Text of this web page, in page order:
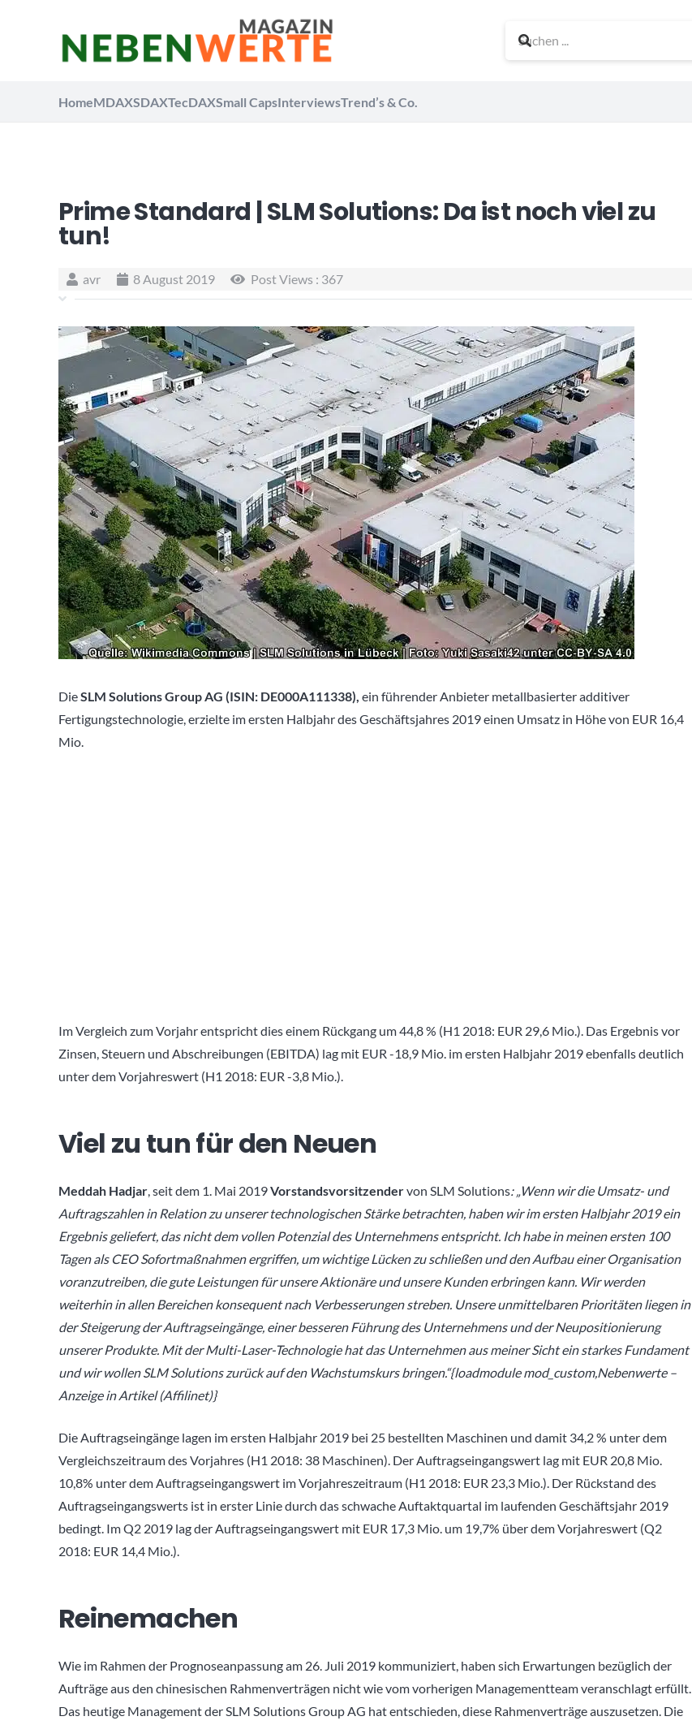
HomeMDAXSDAXTecDAXSmall CapsInterviewsTrend’s & Co.
Prime Standard | SLM Solutions: Da ist noch viel zu
tun!
avr 8 August 2019 Post Views : 367
DieSLM Solutions Group AG (ISIN: DE000A111338), ein führender Anbieter metallbasierter additiver
Fertigungstechnologie, erzielte im ersten Halbjahr des Geschäftsjahres 2019 einen Umsatz in Höhe von EUR 16,4
Mio.
Im Vergleich zum Vorjahr entspricht dies einem Rückgang um 44,8 % (H1 2018: EUR 29,6 Mio.). Das Ergebnis vor
Zinsen, Steuern und Abschreibungen (EBITDA) lag mit EUR -18,9 Mio. im ersten Halbjahr 2019 ebenfalls deutlich
unter dem Vorjahreswert (H1 2018: EUR -3,8 Mio.).
Viel zu tun für den Neuen
Meddah Hadjar, seit dem 1. Mai 2019Vorstandsvorsitzendervon SLM Solutions: „Wenn wir die Umsatz- und
Auftragszahlen in Relation zu unserer technologischen Stärke betrachten, haben wir im ersten Halbjahr 2019 ein
Ergebnis geliefert, das nicht dem vollen Potenzial des Unternehmens entspricht. Ich habe in meinen ersten 100
Tagen als CEO Sofortmaßnahmen ergriffen, um wichtige Lücken zu schließen und den Aufbau einer Organisation
voranzutreiben, die gute Leistungen für unsere Aktionäre und unsere Kunden erbringen kann. Wir werden
weiterhin in allen Bereichen konsequent nach Verbesserungen streben. Unsere unmittelbaren Prioritäten liegen in
der Steigerung der Auftragseingänge, einer besseren Führung des Unternehmens und der Neupositionierung
unserer Produkte. Mit der Multi-Laser-Technologie hat das Unternehmen aus meiner Sicht ein starkes Fundament
und wir wollen SLM Solutions zurück auf den Wachstumskurs bringen.“{loadmodule mod_custom,Nebenwerte –
Anzeige in Artikel (Affilinet)}
Die Auftragseingänge lagen im ersten Halbjahr 2019 bei 25 bestellten Maschinen und damit 34,2 % unter dem
Vergleichszeitraum des Vorjahres (H1 2018: 38 Maschinen). Der Auftragseingangswert lag mit EUR 20,8 Mio.
10,8% unter dem Auftragseingangswert im Vorjahreszeitraum (H1 2018: EUR 23,3 Mio.). Der Rückstand des
Auftragseingangswerts ist in erster Linie durch das schwache Auftaktquartal im laufenden Geschäftsjahr 2019
bedingt. Im Q2 2019 lag der Auftragseingangswert mit EUR 17,3 Mio. um 19,7% über dem Vorjahreswert (Q2
2018: EUR 14,4 Mio.).
Reinemachen
Wie im Rahmen der Prognoseanpassung am 26. Juli 2019 kommuniziert, haben sich Erwartungen bezüglich der
Aufträge aus den chinesischen Rahmenverträgen nicht wie vom vorherigen Managementteam veranschlagt erfüllt.
Das heutige Management der SLM Solutions Group AG hat entschieden, diese Rahmenverträge auszusetzen. Die